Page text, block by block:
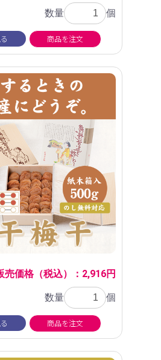
数量 個
商品を注文
売価格（税込）：2,916円
数量 個
商品を注文